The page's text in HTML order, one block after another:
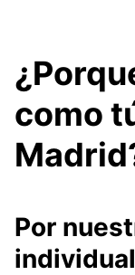
como
Por